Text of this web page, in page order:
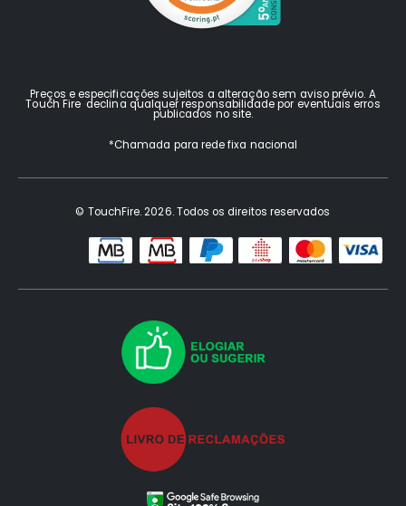
Preços e especificações sujeitos a alteração sem aviso prévio. A
Touch Fire declina qualquer responsabilidade por eventuais erros
publicados no site.
*Chamada para rede fixa nacional
© TouchFire. 2026. Todos os direitos reservados